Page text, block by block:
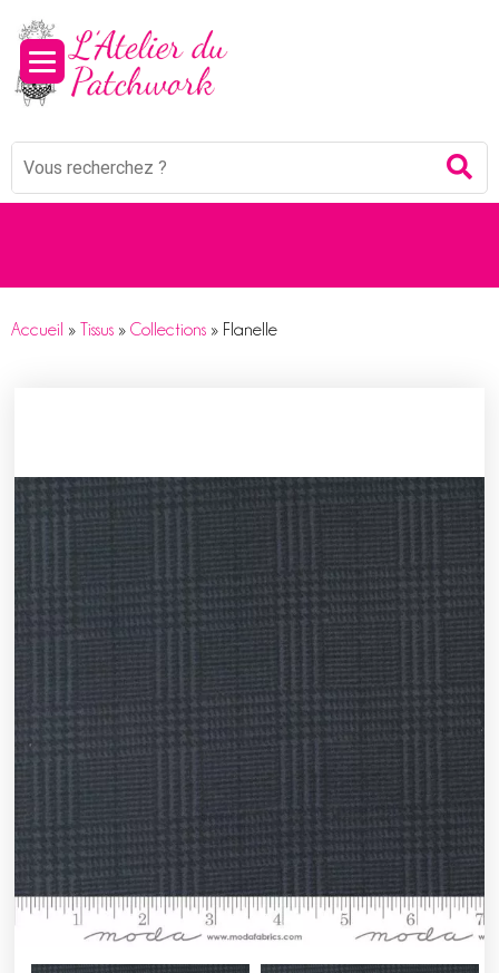
Mots
Accueil » Tissus » Collections » Flanelle